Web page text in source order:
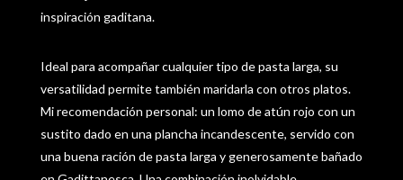
inspiración gaditana.
Ideal para acompañar cualquier tipo de pasta larga, su
versatilidad permite también maridarla con otros platos.
Mi recomendación personal: un lomo de atún rojo con un
sustito dado en una plancha incandescente, servido con
una buena ración de pasta larga y generosamente bañado